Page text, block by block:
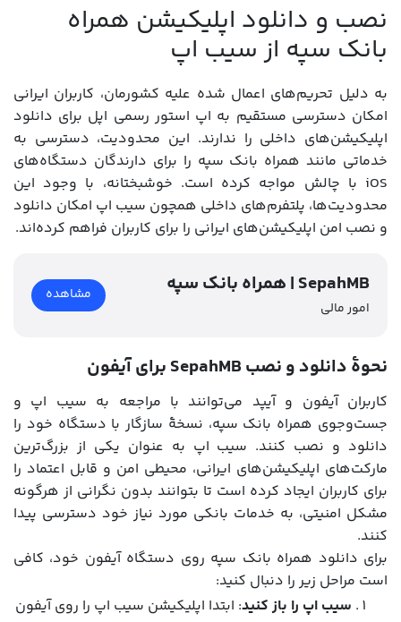
نصب و دانلود اپلیکیشن همراه
بانک سپه از سیب اپ
به دلیل تحریم‌های اعمال شده علیه کشورمان، کاربران ایرانی
امکان دسترسی مستقیم به اپ استور رسمی اپل برای دانلود
اپلیکیشن‌های داخلی را ندارند. این محدودیت، دسترسی به
خدماتی مانند همراه بانک سپه را برای دارندگان دستگاه‌های
iOS با چالش مواجه کرده است. خوشبختانه، با وجود این
محدودیت‌ها، پلتفرم‌های داخلی همچون سیب اپ امکان دانلود
و نصب امن اپلیکیشن‌های ایرانی را برای کاربران فراهم کرده‌اند.
همراه بانک سپه | SepahMB
امور مالی
مشاهده
نحوۀ دانلود و نصب SepahMB برای آیفون
کاربران آیفون و آیپد می‌توانند با مراجعه به سیب اپ و
جست‌وجوی همراه بانک سپه، نسخۀ سازگار با دستگاه خود را
دانلود و نصب کنند. سیب اپ به عنوان یکی از بزرگ‌ترین
مارکت‌های اپلیکیشن‌های ایرانی، محیطی امن و قابل اعتماد را
برای کاربران ایجاد کرده است تا بتوانند بدون نگرانی از هرگونه
مشکل امنیتی، به خدمات بانکی مورد نیاز خود دسترسی پیدا
کنند.
برای دانلود همراه بانک سپه روی دستگاه آیفون خود، کافی
است مراحل زیر را دنبال کنید:
سیب اپ را باز کنید: ابتدا اپلیکیشن سیب اپ را روی آیفون